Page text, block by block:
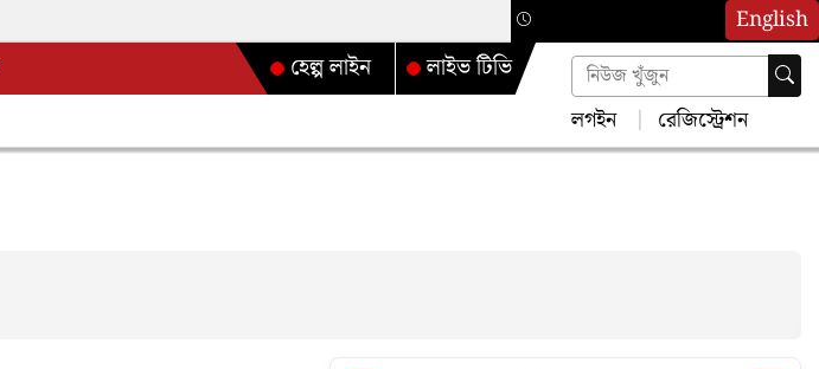
English
লাইভ টিভি
হেল্প লাইন
লগইন রেজিস্ট্রেশন